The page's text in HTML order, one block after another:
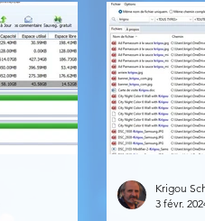
Divers Dossier
Hardware
Krigou
3 févr.